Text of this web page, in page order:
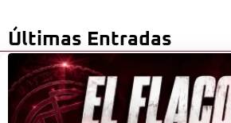
Últimas Entradas